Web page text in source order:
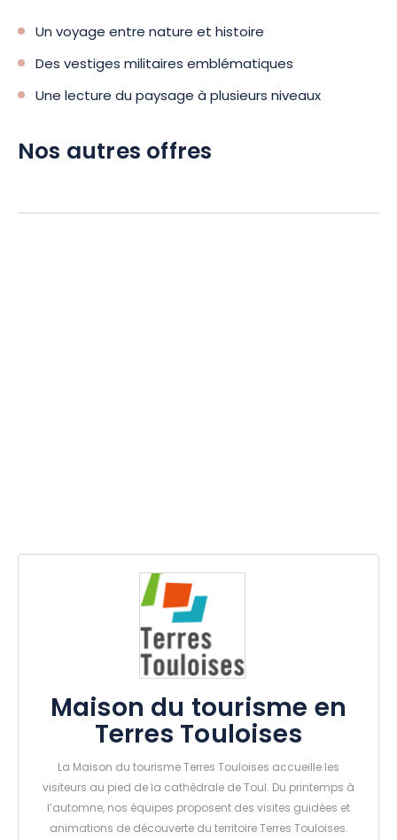
Un voyage entre nature et histoire
Des vestiges militaires emblématiques
Une lecture du paysage à plusieurs niveaux
Nos autres offres
Maison du tourisme en
Terres Touloises
La Maison du tourisme Terres Touloises accueille les
visiteurs au pied de la cathédrale de Toul. Du printemps à
l’automne, nos équipes proposent des visites guidées et
animations de découverte du territoire Terres Touloises.